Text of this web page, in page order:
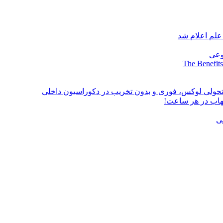
اعلام شد
The
تحولی لوکس، فوری و بدون تخریب در دکوراسیون داخلی